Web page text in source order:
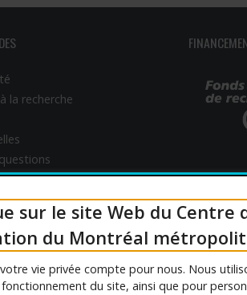
sur le site Web du
du Montréal
vie privée compte pour nous. Nous
du site, ainsi que pour
Outils
la recherche